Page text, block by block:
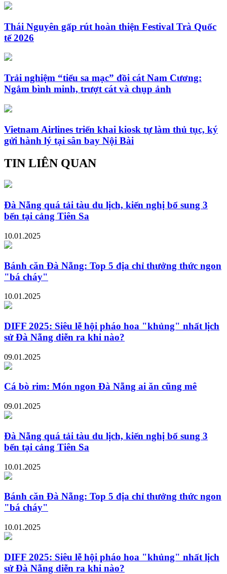
Thái Nguyên gấp rút hoàn thiện Festival Trà Quốc
tế 2026
Trải nghiệm “tiểu sa mạc” đồi cát Nam Cương:
Ngắm bình minh, trượt cát và chụp ảnh
Vietnam Airlines triển khai kiosk tự làm thủ tục, ký
gửi hành lý tại sân bay Nội Bài
TIN LIÊN QUAN
Đà Nẵng quá tải tàu du lịch, kiến nghị bổ sung 3
bến tại cảng Tiên Sa
10.01.2025
Bánh căn Đà Nẵng: Top 5 địa chỉ thưởng thức ngon
"bá cháy"
10.01.2025
DIFF 2025: Siêu lễ hội pháo hoa "khủng" nhất lịch
sử Đà Nẵng diễn ra khi nào?
09.01.2025
Cá bò rim: Món ngon Đà Nẵng ai ăn cũng mê
09.01.2025
Đà Nẵng quá tải tàu du lịch, kiến nghị bổ sung 3
bến tại cảng Tiên Sa
10.01.2025
Bánh căn Đà Nẵng: Top 5 địa chỉ thưởng thức ngon
"bá cháy"
10.01.2025
DIFF 2025: Siêu lễ hội pháo hoa "khủng" nhất lịch
sử Đà Nẵng diễn ra khi nào?